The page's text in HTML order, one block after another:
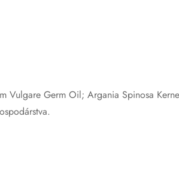
Vulgare Germ Oil; Argania Spinosa